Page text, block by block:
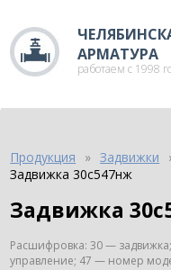
АРМАТУРА
работаем с 1998
Продукция Задвижки
Задвижка 30с547нж
Задвижка
Расшифровка: 30 —
управление; 47 — номер